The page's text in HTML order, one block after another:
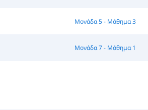
Μονάδα 5 - Μάθημα 3
Μονάδα 7 - Μάθημα 1